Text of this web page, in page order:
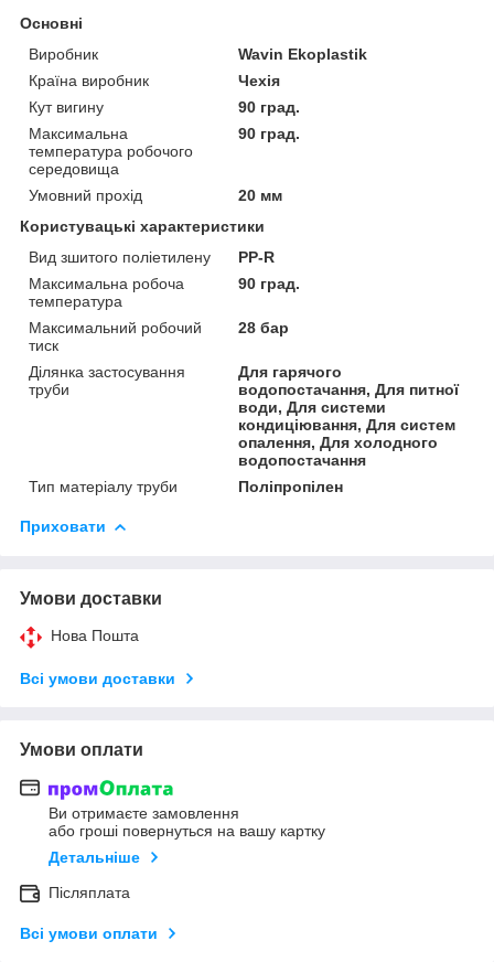
Основні
Виробник
Wavin Ekoplastik
Країна виробник
Чехія
Кут вигину
90 град.
Максимальна
температура робочого
середовища
90 град.
Умовний прохід
20 мм
Користувацькі характеристики
Вид зшитого поліетилену
PP-R
Максимальна робоча
температура
90 град.
Максимальний робочий
тиск
28 бар
Ділянка застосування
труби
Для гарячого
водопостачання, Для питної
води, Для системи
кондиціювання, Для систем
опалення, Для холодного
водопостачання
Тип матеріалу труби
Поліпропілен
Приховати
Умови доставки
Нова Пошта
Всі умови доставки
Умови оплати
Ви отримаєте замовлення
або гроші повернуться на вашу картку
Детальніше
Післяплата
Всі умови оплати